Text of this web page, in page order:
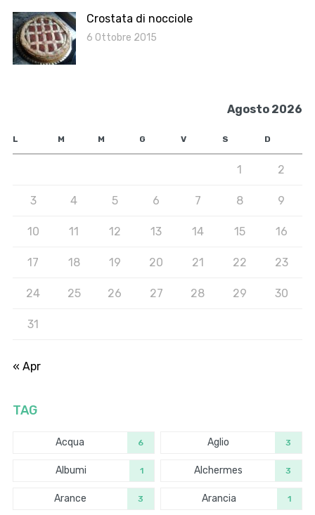
Crostata di nocciole
6 Ottobre 2015
Agosto 2026
L M M G V S D
1 2
3 4 5 6 7 8 9
10 11 12 13 14 15 16
17 18 19 20 21 22 23
24 25 26 27 28 29 30
31
« Apr
TAG
Acqua 6 Aglio 3
Albumi 1 Alchermes 3
Arance 3 Arancia 1